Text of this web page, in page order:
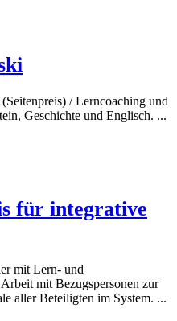
/ Lerncoaching und
Geschichte und Englisch. ...
für integrative
mit Lern- und
mit Bezugspersonen zur
aller Beteiligten im System. ...